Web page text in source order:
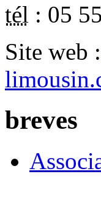
tél : 05
Site web :
breves